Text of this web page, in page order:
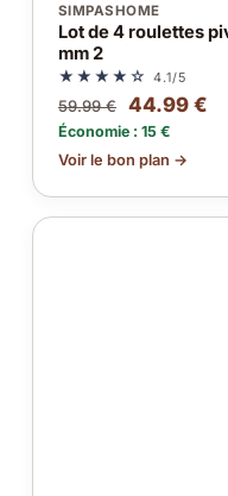
SIMPASHOME
Lot de 4 roulettes
mm 2
★★★★☆ 4.1/5
59.99 € 44.99 €
Économie : 15 €
Voir le bon plan →